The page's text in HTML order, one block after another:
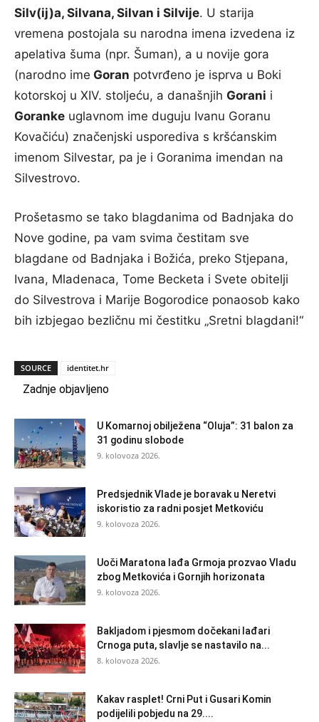
Silv(ij)a, Silvana, Silvan i Silvije. U starija
vremena postojala su narodna imena izvedena iz
apelativa šuma (npr. Šuman), a u novije gora
(narodno ime Goran potvrđeno je isprva u Boki
kotorskoj u XIV. stoljeću, a današnjih Gorani i
Goranke uglavnom ime duguju Ivanu Goranu
Kovačiću) značenjski usporediva s kršćanskim
imenom Silvestar, pa je i Goranima imendan na
Silvestrovo.
Prošetasmo se tako blagdanima od Badnjaka do
Nove godine, pa vam svima čestitam sve
blagdane od Badnjaka i Božića, preko Stjepana,
Ivana, Mladenaca, Tome Becketa i Svete obitelji
do Silvestrova i Marije Bogorodice ponaosob kako
bih izbjegao bezličnu mi čestitku „Sretni blagdani!“
SOURCE identitet.hr
Zadnje objavljeno
U Komarnoj obilježena “Oluja”: 31 balon za
31 godinu slobode
9. kolovoza 2026.
Predsjednik Vlade je boravak u Neretvi
iskoristio za radni posjet Metkoviću
9. kolovoza 2026.
Uoči Maratona lađa Grmoja prozvao Vladu
zbog Metkovića i Gornjih horizonata
9. kolovoza 2026.
Bakljadom i pjesmom dočekani lađari
Crnoga puta, slavlje se nastavilo na...
8. kolovoza 2026.
Kakav rasplet! Crni Put i Gusari Komin
podijelili pobjedu na 29....